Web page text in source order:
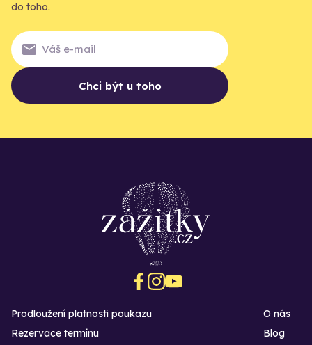
do toho.
Chci být u toho
Prodloužení platnosti poukazu
Rezervace termínu
O nás
Blog